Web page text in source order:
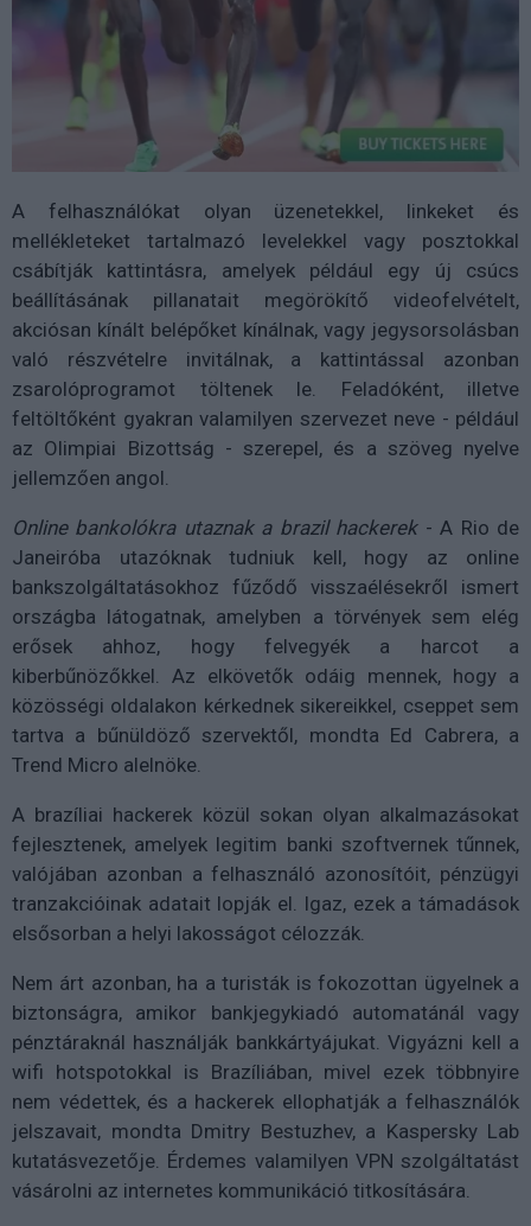
A felhasználókat olyan üzenetekkel, linkeket és
mellékleteket tartalmazó levelekkel vagy posztokkal
csábítják kattintásra, amelyek például egy új csúcs
beállításának pillanatait megörökítő videofelvételt,
akciósan kínált belépőket kínálnak, vagy jegysorsolásban
való részvételre invitálnak, a kattintással azonban
zsarolóprogramot töltenek le. Feladóként, illetve
feltöltőként gyakran valamilyen szervezet neve - például
az Olimpiai Bizottság - szerepel, és a szöveg nyelve
jellemzően angol.
Online bankolókra utaznak a brazil hackerek- A Rio de
Janeiróba utazóknak tudniuk kell, hogy az online
bankszolgáltatásokhoz fűződő visszaélésekről ismert
országba látogatnak, amelyben a törvények sem elég
erősek ahhoz, hogy felvegyék a harcot a
kiberbűnözőkkel. Az elkövetők odáig mennek, hogy a
közösségi oldalakon kérkednek sikereikkel, cseppet sem
tartva a bűnüldöző szervektől, mondta Ed Cabrera, a
Trend Micro alelnöke.
A brazíliai hackerek közül sokan olyan alkalmazásokat
fejlesztenek, amelyek legitim banki szoftvernek tűnnek,
valójában azonban a felhasználó azonosítóit, pénzügyi
tranzakcióinak adatait lopják el. Igaz, ezek a támadások
elsősorban a helyi lakosságot célozzák.
Nem árt azonban, ha a turisták is fokozottan ügyelnek a
biztonságra, amikor bankjegykiadó automatánál vagy
pénztáraknál használják bankkártyájukat. Vigyázni kell a
wifi hotspotokkal is Brazíliában, mivel ezek többnyire
nem védettek, és a hackerek ellophatják a felhasználók
jelszavait, mondta Dmitry Bestuzhev, a Kaspersky Lab
kutatásvezetője. Érdemes valamilyen VPN szolgáltatást
vásárolni az internetes kommunikáció titkosítására.